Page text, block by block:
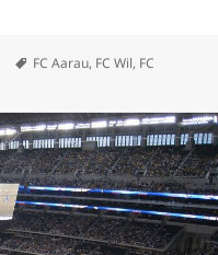
Schlagwörter
FC Aarau, FC Wil, FC